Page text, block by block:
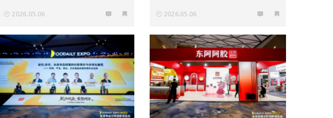
2026.05.06 2026.05.06